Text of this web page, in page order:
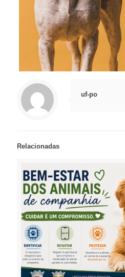
uf-po
Relacionadas